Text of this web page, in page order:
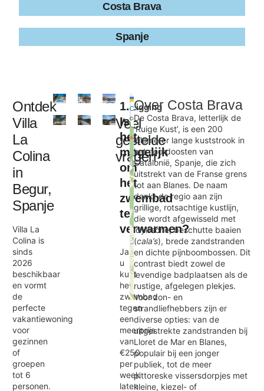
Costa Brava
Spanje
Ontdek
Villa
La
Colina
in
Begur,
Spanje
Villa La
Colina is
sinds
2026
beschikbaar
en vormt
de
perfecte
vakantiewoning
voor
gezinnen
of
groepen
tot 6
personen.
Veel
gestelde
vragen
1.
Is
het
mogelijk
om
het
zwembad
te
verwarmen?
Ja,
u
kunt
het
zwembad
tegen
een
meerprijs
van
€250
per
week
laten
Ligging
Villa La Colina 6p
×
+
−
Leaflet
OpenStreetMap
contributors
Exit map
Over Costa Brava
De Costa Brava, letterlijk de
‘Ruige Kust’, is een 200
kilometer lange kuststrook in
het noordoosten van
Catalonië, Spanje, die zich
uitstrekt van de Franse grens
tot aan Blanes. De naam
dankt de regio aan zijn
grillige, rotsachtige kustlijn,
die wordt afgewisseld met
idyllische, beschutte baaien
(cala’s), brede zandstranden
en dichte pijnboombossen. Dit
contrast biedt zowel de
levendige badplaatsen als de
rustige, afgelegen plekjes.
Voor zon- en
strandliefhebbers zijn er
diverse opties: van de
uitgestrekte zandstranden bij
Lloret de Mar en Blanes,
populair bij een jonger
publiek, tot de meer
pittoreske vissersdorpjes met
kleine, kiezel- of